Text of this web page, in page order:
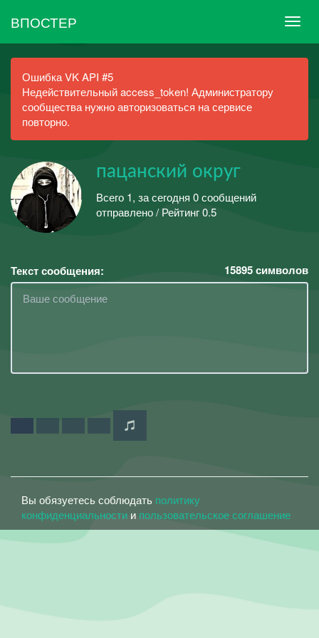
ВПОСТЕР
Ошибка VK API #5
Недействительный access_token! Администратору
сообщества нужно авторизоваться на сервисе
повторно.
пацанский округ
Всего 1, за сегодня 0 сообщений
отправлено / Рейтинг 0.5
Текст сообщения: 15895символов
Вы обязуетесь соблюдать политику
конфиденциальности и пользовательское соглашение